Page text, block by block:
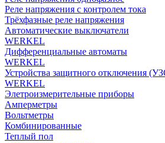
Реле напряжения с контролем тока
Трёхфазные реле напряжения
Автоматические выключатели
WERKEL
Дифференциальные автоматы
WERKEL
Устройства защитного отключения
WERKEL
Элетроизмерительные приборы
Амперметры
Вольтметры
Комбинированные
Теплый пол